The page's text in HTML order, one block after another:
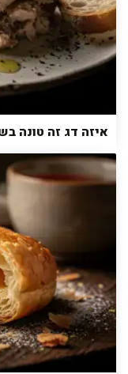
איזה דג זה טונה